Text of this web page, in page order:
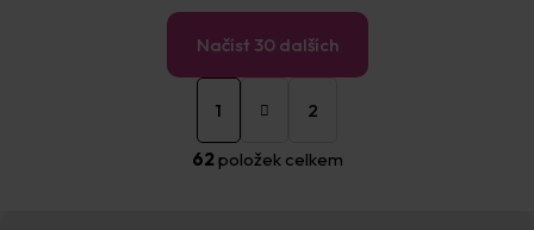
O
á
Načíst 30 dalších
S
t
n
1 2
62 položek celkem